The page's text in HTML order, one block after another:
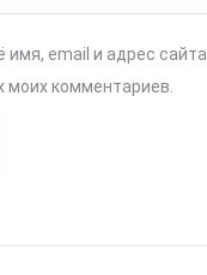
имя, email и адрес
комментариев.